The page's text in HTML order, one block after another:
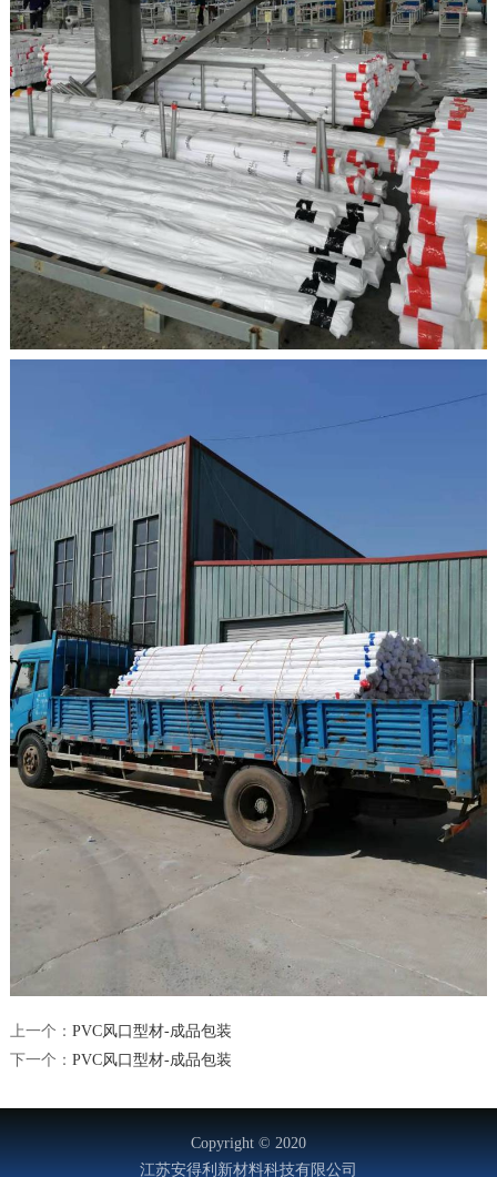
上一个： PVC风口型材-成品包装
下一个： PVC风口型材-成品包装
Copyright © 2020
江苏安得利新材料科技有限公司